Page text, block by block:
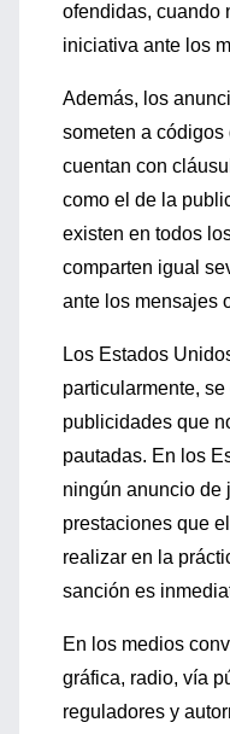
ofendidas, cuando
iniciativa ante los
Además, los
someten a
cuentan con
como el de la
existen en todos
comparten igual
ante los mensajes
Los Estados
particularmente,
publicidades que
pautadas. En los
ningún anuncio de
prestaciones que
realizar en la
sanción es
En los medios
gráfica, radio, vía
reguladores y